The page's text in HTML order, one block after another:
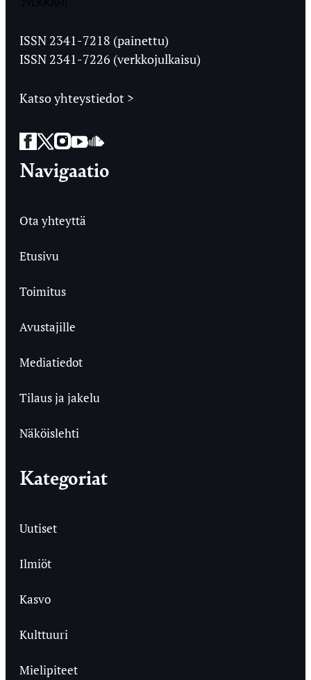
Ylioppilaslehti
ISSN 2341-7218 (painettu)
ISSN 2341-7226 (verkkojulkaisu)
Katso yhteystiedot >
Facebook
Twitter
Instagram
YouTube
SoundCloud
Navigaatio
Ota yhteyttä
Etusivu
Toimitus
Avustajille
Mediatiedot
Tilaus ja jakelu
Näköislehti
Kategoriat
Uutiset
Ilmiöt
Kasvo
Kulttuuri
Mielipiteet